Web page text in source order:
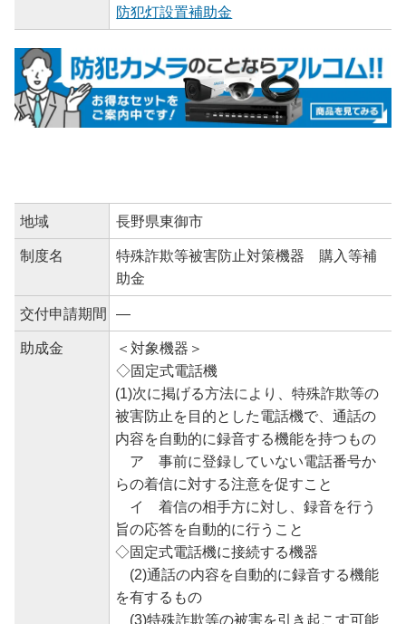
防犯灯設置補助金
地域 長野県東御市
制度名
特殊詐欺等被害防止対策機器 購入等補
助金
交付申請期間 ―
助成金
＜対象機器＞
◇固定式電話機
(1)次に掲げる方法により、特殊詐欺等の
被害防止を目的とした電話機で、通話の
内容を自動的に録音する機能を持つもの
ア 事前に登録していない電話番号か
らの着信に対する注意を促すこと
イ 着信の相手方に対し、録音を行う
旨の応答を自動的に行うこと
◇固定式電話機に接続する機器
(2)通話の内容を自動的に録音する機能
を有するもの
(3)特殊詐欺等の被害を引き起こす可能